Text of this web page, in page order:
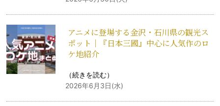
アニメに登場する金沢・石川県の観光ス
ポット｜『日本三國』中心に人気作のロ
ケ地紹介
（続きを読む）
2026年6月3日(水)